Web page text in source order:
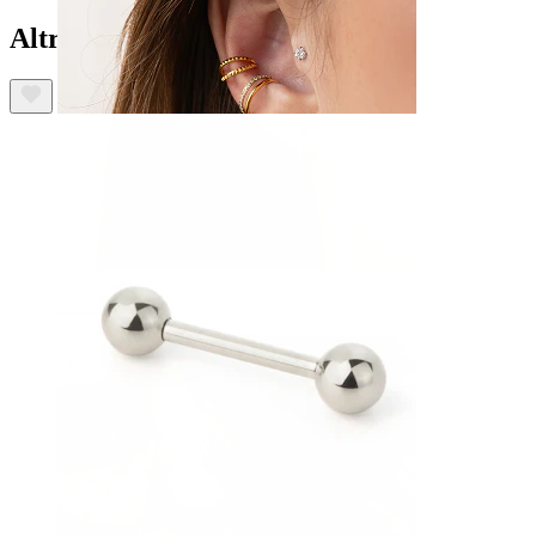
Orecchio
Altri hanno acquistato anche